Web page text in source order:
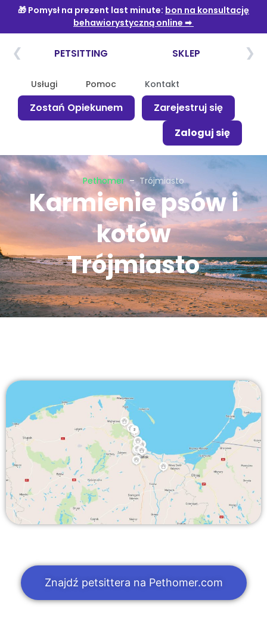
Usługi Pomoc Kontakt
Zostań Opiekunem
Zarejestruj się
Zaloguj się
Pethomer – Trójmiasto
Karmienie psów i
kotów
Trójmiasto
Znajdź petsittera na Pethomer.com